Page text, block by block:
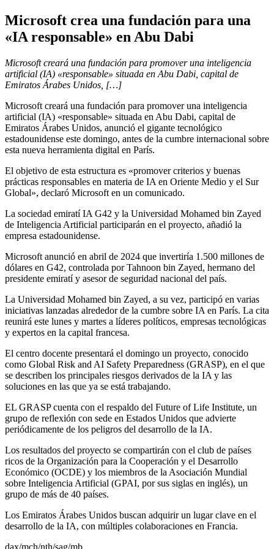
Microsoft crea una fundación para una
«IA responsable» en Abu Dabi
Microsoft creará una fundación para promover una inteligencia
artificial (IA) «responsable» situada en Abu Dabi, capital de
Emiratos Árabes Unidos, […]
Microsoft creará una fundación para promover una inteligencia
artificial (IA) «responsable» situada en Abu Dabi, capital de
Emiratos Árabes Unidos, anunció el gigante tecnológico
estadounidense este domingo, antes de la cumbre internacional sobre
esta nueva herramienta digital en París.
El objetivo de esta estructura es «promover criterios y buenas
prácticas responsables en materia de IA en Oriente Medio y el Sur
Global», declaró Microsoft en un comunicado.
La sociedad emiratí IA G42 y la Universidad Mohamed bin Zayed
de Inteligencia Artificial participarán en el proyecto, añadió la
empresa estadounidense.
Microsoft anunció en abril de 2024 que invertiría 1.500 millones de
dólares en G42, controlada por Tahnoon bin Zayed, hermano del
presidente emiratí y asesor de seguridad nacional del país.
La Universidad Mohamed bin Zayed, a su vez, participó en varias
iniciativas lanzadas alrededor de la cumbre sobre IA en París. La cita
reunirá este lunes y martes a líderes políticos, empresas tecnológicas
y expertos en la capital francesa.
El centro docente presentará el domingo un proyecto, conocido
como Global Risk and AI Safety Preparedness (GRASP), en el que
se describen los principales riesgos derivados de la IA y las
soluciones en las que ya se está trabajando.
EL GRASP cuenta con el respaldo del Future of Life Institute, un
grupo de reflexión con sede en Estados Unidos que advierte
periódicamente de los peligros del desarrollo de la IA.
Los resultados del proyecto se compartirán con el club de países
ricos de la Organización para la Cooperación y el Desarrollo
Económico (OCDE) y los miembros de la Asociación Mundial
sobre Inteligencia Artificial (GPAI, por sus siglas en inglés), un
grupo de más de 40 países.
Los Emiratos Árabes Unidos buscan adquirir un lugar clave en el
desarrollo de la IA, con múltiples colaboraciones en Francia.
dax/mch/nth/sag/mb